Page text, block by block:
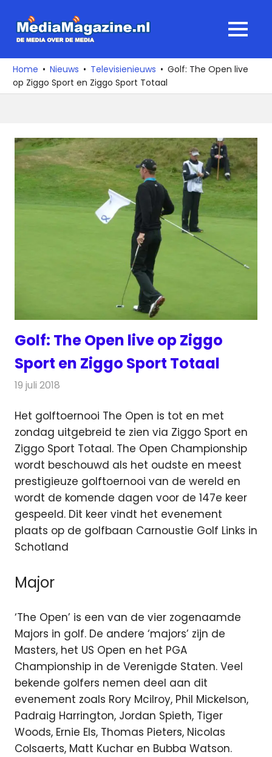
naar
media
over
de
MENU
Home Nieuws Televisienieuws
Golf: The Open live
op Ziggo Sport en Ziggo Sport Totaal
Golf: The Open live op Ziggo
Sport en Ziggo Sport Totaal
19 juli 2018
Het golftoernooi The Open is tot en met
zondag uitgebreid te zien via Ziggo Sport en
Ziggo Sport Totaal. The Open Championship
wordt beschouwd als het oudste en meest
prestigieuze golftoernooi van de wereld en
wordt de komende dagen voor de 147e keer
gespeeld. Dit keer vindt het evenement
plaats op de golfbaan Carnoustie Golf Links in
Schotland
Major
‘The Open’ is een van de vier zogenaamde
Majors in golf. De andere ‘majors’ zijn de
Masters, het US Open en het PGA
Championship in de Verenigde Staten. Veel
bekende golfers nemen deel aan dit
evenement zoals Rory Mcilroy, Phil Mickelson,
Padraig Harrington, Jordan Spieth, Tiger
Woods, Ernie Els, Thomas Pieters, Nicolas
Colsaerts, Matt Kuchar en Bubba Watson.